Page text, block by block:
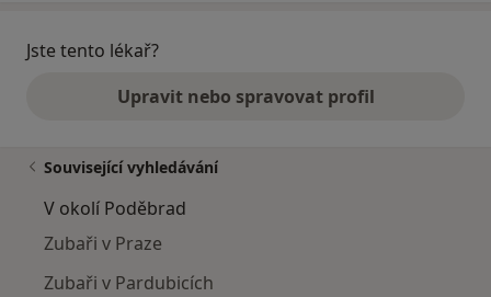
Jste tento lékař?
Upravit nebo spravovat profil
Související vyhledávání
V okolí Poděbrad
Zubaři v Praze
Zubaři v Pardubicích